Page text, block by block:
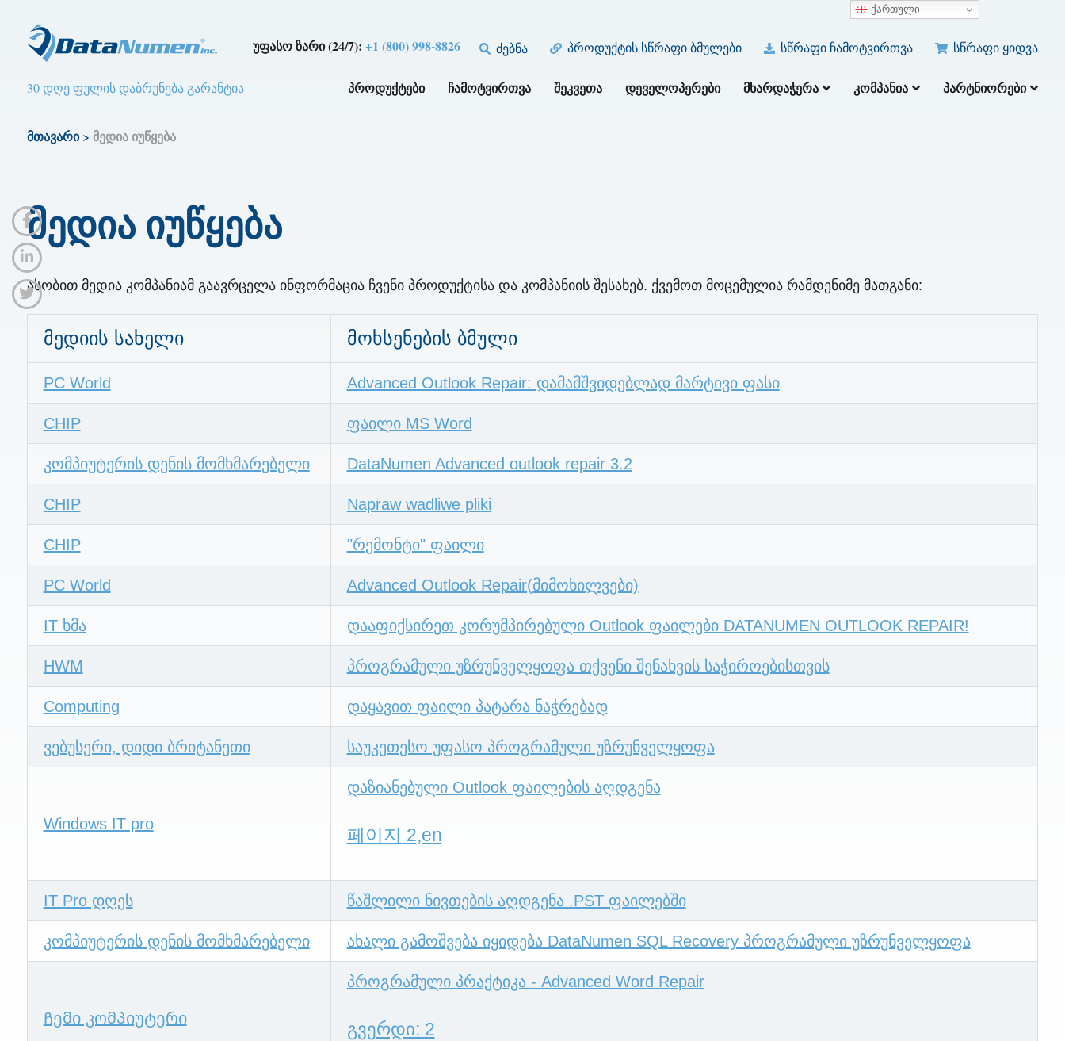
უფასო ზარი (24/7):+1 (800) 998-8826 ძებნა პროდუქტის სწრაფი ბმულები სწრაფი ჩამოტვირთვა სწრაფი ყიდვა
30 დღე ფულის დაბრუნება გარანტია ᲞᲠᲝᲓᲣᲥᲢᲔᲑᲘ ᲩᲐᲛᲝᲢᲕᲘᲠᲗᲕᲐ ᲨᲔᲙᲕᲔᲗᲐ ᲓᲔᲕᲔᲚᲝᲞᲔᲠᲔᲑᲘ ᲛᲮᲐᲠᲓᲐᲭᲔᲠᲐ ᲙᲝᲛᲞᲐᲜᲘᲐ ᲞᲐᲠᲢᲜᲘᲝᲠᲔᲑᲘ
მთავარი> მედია იუწყება
მედია იუწყება
ასობით მედია კომპანიამ გაავრცელა ინფორმაცია ჩვენი პროდუქტისა და კომპანიის შესახებ. ქვემოთ მოცემულია რამდენიმე მათგანი:
მედიის სახელი მოხსენების ბმული
PC World Advanced Outlook Repair: დამამშვიდებლად მარტივი ფასი
CHIP ფაილი MS Word
კომპიუტერის დენის მომხმარებელი DataNumen Advanced outlook repair 3.2
CHIP Napraw wadliwe pliki
CHIP "რემონტი" ფაილი
PC World Advanced Outlook Repair(მიმოხილვები)
IT ხმა დააფიქსირეთ კორუმპირებული Outlook ფაილები DATANUMEN OUTLOOK REPAIR!
HWM პროგრამული უზრუნველყოფა თქვენი შენახვის საჭიროებისთვის
Computing დაყავით ფაილი პატარა ნაჭრებად
ვებუსერი, დიდი ბრიტანეთი საუკეთესო უფასო პროგრამული უზრუნველყოფა
Windows IT pro
დაზიანებული Outlook ფაილების აღდგენა
페이지 2,en
IT Pro დღეს წაშლილი ნივთების აღდგენა .PST ფაილებში
კომპიუტერის დენის მომხმარებელი ახალი გამოშვება იყიდება DataNumen SQL Recovery პროგრამული უზრუნველყოფა
Ჩემი კომპიუტერი
პროგრამული პრაქტიკა - Advanced Word Repair
გვერდი: 2
ქართული